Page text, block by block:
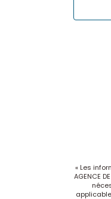
« Les
AGENCE